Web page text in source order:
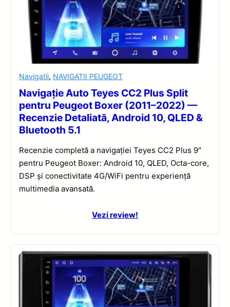
Navigatii, NAVIGATII PEUGEOT
Navigație Auto Teyes CC2 Plus Split
pentru Peugeot Boxer (2011–2022) —
Recenzie Detaliată, Android 10, QLED &
Bluetooth 5.1
Recenzie completă a navigației Teyes CC2 Plus 9″
pentru Peugeot Boxer: Android 10, QLED, Octa-core,
DSP și conectivitate 4G/WiFi pentru experiență
multimedia avansată.
Vezi review!